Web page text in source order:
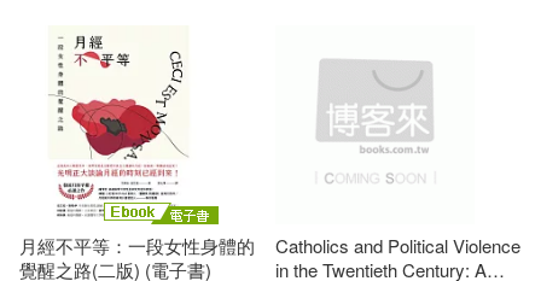
Christine/ Starr(39)
Robson(39)
Christine A./ Starr(33)
出版社 (可複選)
Ingram(204)
Cengage Learning(47)
Thomson Learning(40)
月經不平等：一段女性身體的
覺醒之路(二版) (電子書)
Catholics and Political Violence
in the Twentieth Century: A